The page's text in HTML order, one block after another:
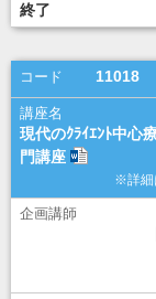
終了
11018
現代のｸﾗｲｴﾝﾄ中心
門講座